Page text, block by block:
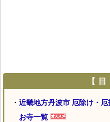
【 目
・ 近畿地方丹波市 厄除け・
お寺一覧